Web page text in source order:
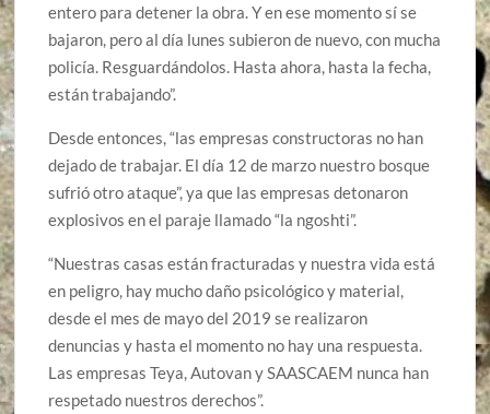
entero para detener la obra. Y en ese momento sí se
bajaron, pero al día lunes subieron de nuevo, con mucha
policía. Resguardándolos. Hasta ahora, hasta la fecha,
están trabajando”.
Desde entonces, “las empresas constructoras no han
dejado de trabajar. El día 12 de marzo nuestro bosque
sufrió otro ataque”, ya que las empresas detonaron
explosivos en el paraje llamado “la ngoshti”.
“Nuestras casas están fracturadas y nuestra vida está
en peligro, hay mucho daño psicológico y material,
desde el mes de mayo del 2019 se realizaron
denuncias y hasta el momento no hay una respuesta.
Las empresas Teya, Autovan y SAASCAEM nunca han
respetado nuestros derechos”.